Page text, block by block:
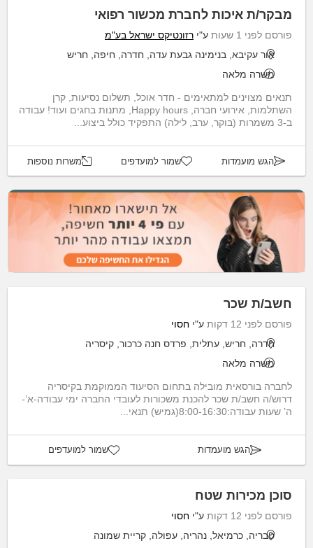
מבקר/ת איכות לחברת מכשור רפואי
פורסם לפני 1 שעות ע"י רזונטיקס ישראל בע"מ
אור עקיבא, בנימינה גבעת עדה, חדרה, חיפה, חריש
משרה מלאה
תנאים מצוינים למתאימים - חדר אוכל, תשלום נסיעות, קרן
השתלמות, אירועי חברה, Happy hours, מתנות בחגים ועוד! עבודה
ב-3 משמרות (בוקר, ערב, לילה) התפקיד כולל ביצוע...
הגש מועמדות שמור למועדפים משרות נוספות
חשב/ת שכר
פורסם לפני 12 דקות ע"י חסוי
חדרה, חריש, עתלית, פרדס חנה כרכור, קיסריה
משרה מלאה
לחברה בורסאית מובילה בתחום הסיעוד הממוקמת בקיסריה
דרוש/ה חשב/ת שכר להכנת משכורות לעובדי החברה ימי עבודה-א’-
ה’ שעות עבודה:8:00-16:30(גמיש) תנאי...
הגש מועמדות שמור למועדפים
סוכן מכירות שטח
פורסם לפני 12 דקות ע"י חסוי
טבריה, כרמיאל, נהריה, עפולה, קריית שמונה